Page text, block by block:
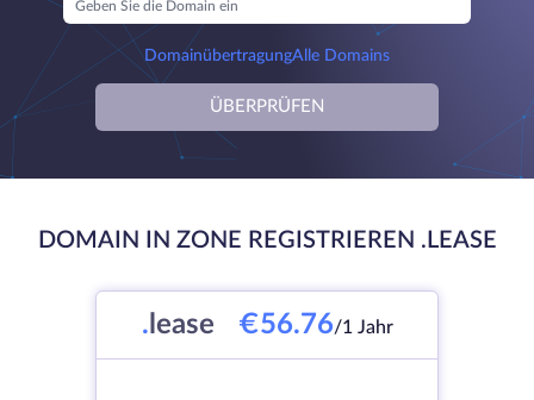
DomainübertragungAlle Domains
ÜBERPRÜFEN
DOMAIN IN ZONE REGISTRIEREN .LEASE
. lease €56.76/1 Jahr